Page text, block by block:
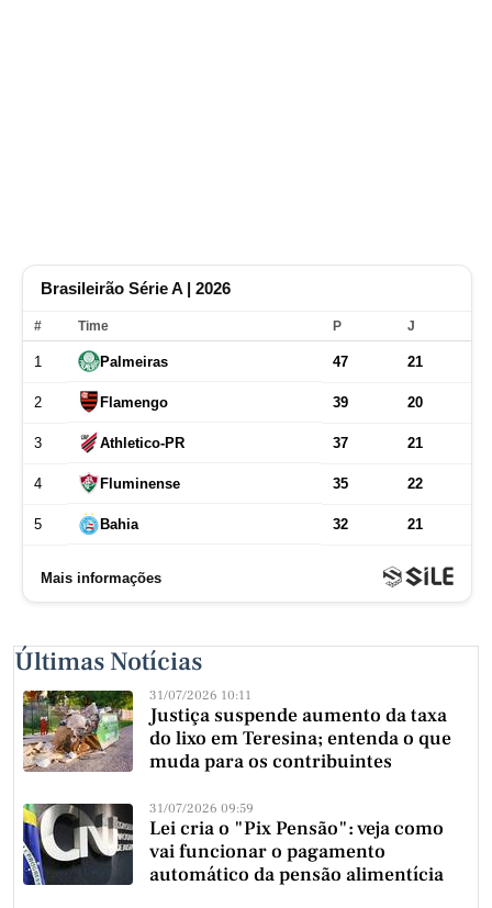
Últimas Notícias
31/07/2026 10:11
Justiça suspende aumento da taxa
do lixo em Teresina; entenda o que
muda para os contribuintes
31/07/2026 09:59
Lei cria o "Pix Pensão": veja como
vai funcionar o pagamento
automático da pensão alimentícia